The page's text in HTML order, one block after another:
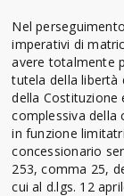
Nel
imperativi di
avere totalmente
tutela della libertà
della Costituzione
complessiva della
in funzione
concessionario
253, comma 25,
cui al d.lgs. 12